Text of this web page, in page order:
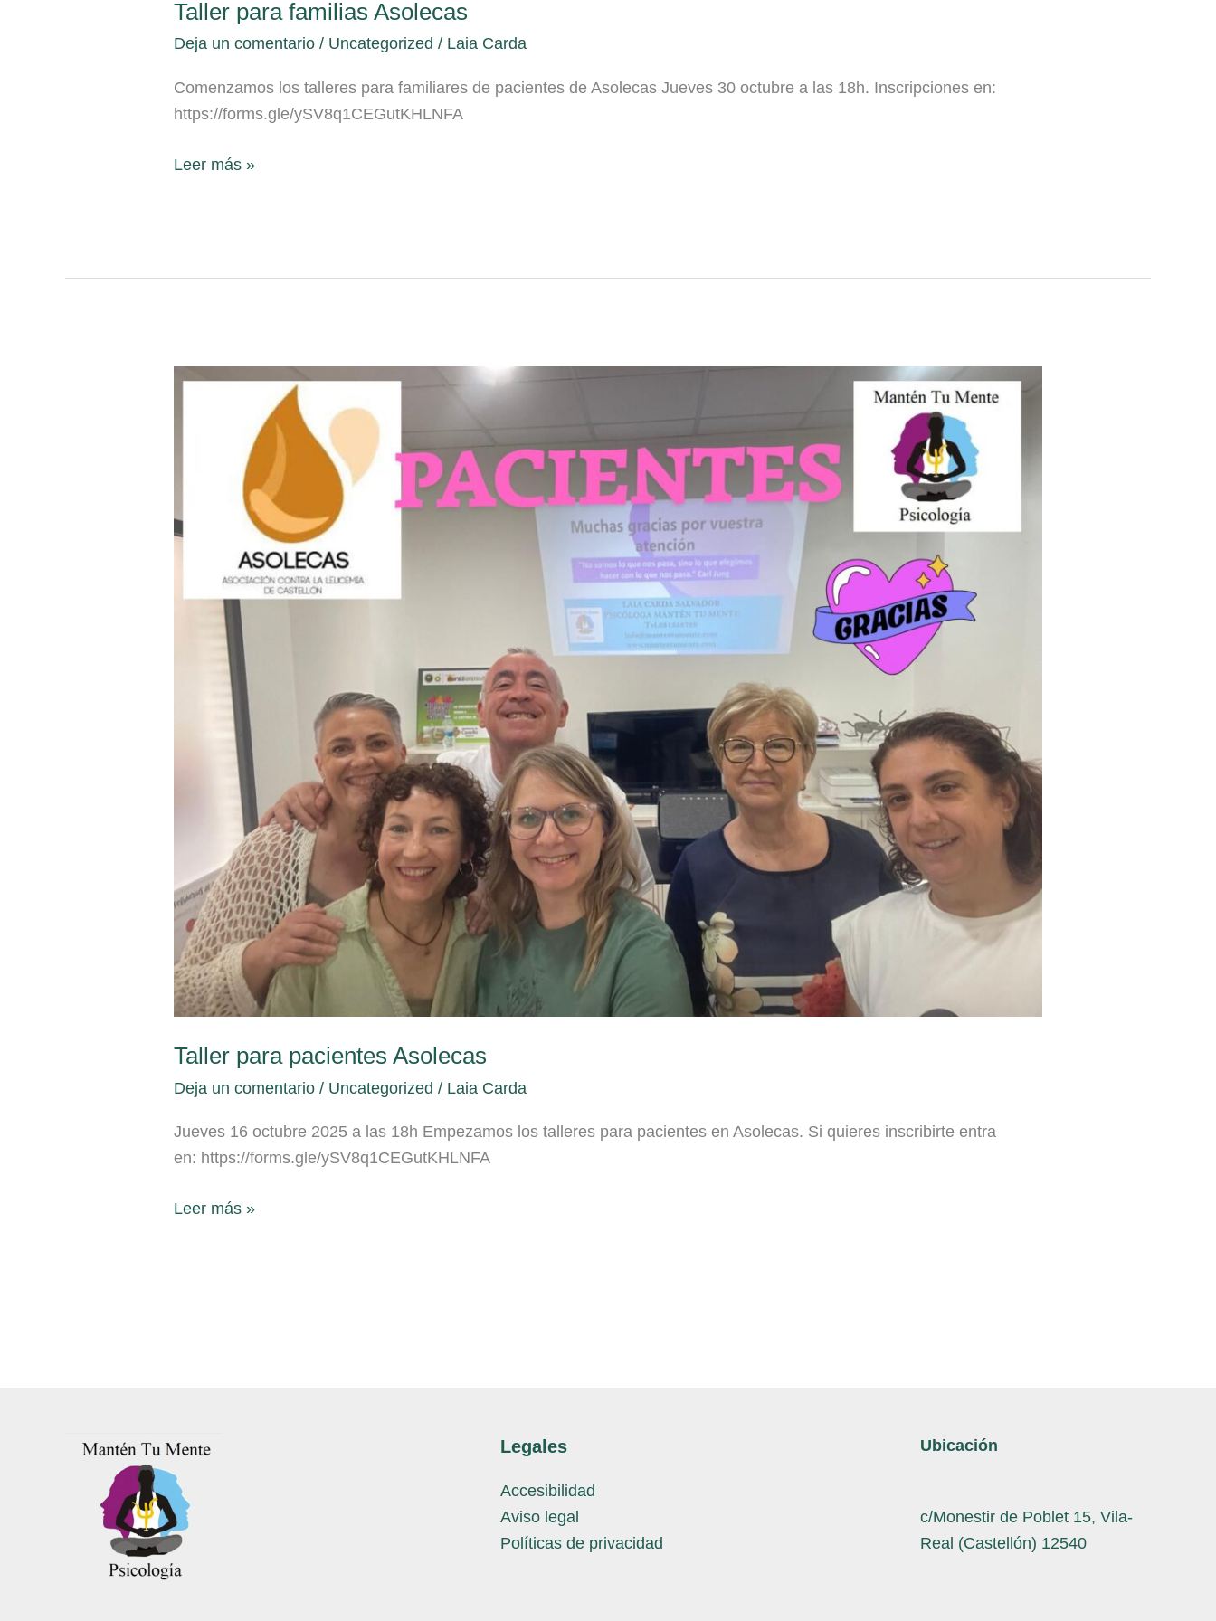
Taller para familias Asolecas
Deja un comentario / Uncategorized / Laia Carda
Comenzamos los talleres para familiares de pacientes de Asolecas Jueves 30 octubre a las 18h. Inscripciones en:
https://forms.gle/ySV8q1CEGutKHLNFA
Taller
para
Asolecas
Leer más »
Taller para pacientes Asolecas
Deja un comentario / Uncategorized / Laia Carda
Jueves 16 octubre 2025 a las 18h Empezamos los talleres para pacientes en Asolecas. Si quieres inscribirte entra
en: https://forms.gle/ySV8q1CEGutKHLNFA
Taller
Leer más »
Legales
Accesibilidad
Aviso legal
Políticas de privacidad
Ubicación
c/Monestir de Poblet 15, Vila-
Real (Castellón) 12540